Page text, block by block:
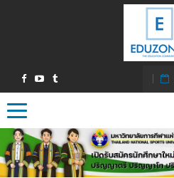
Toggle navigation